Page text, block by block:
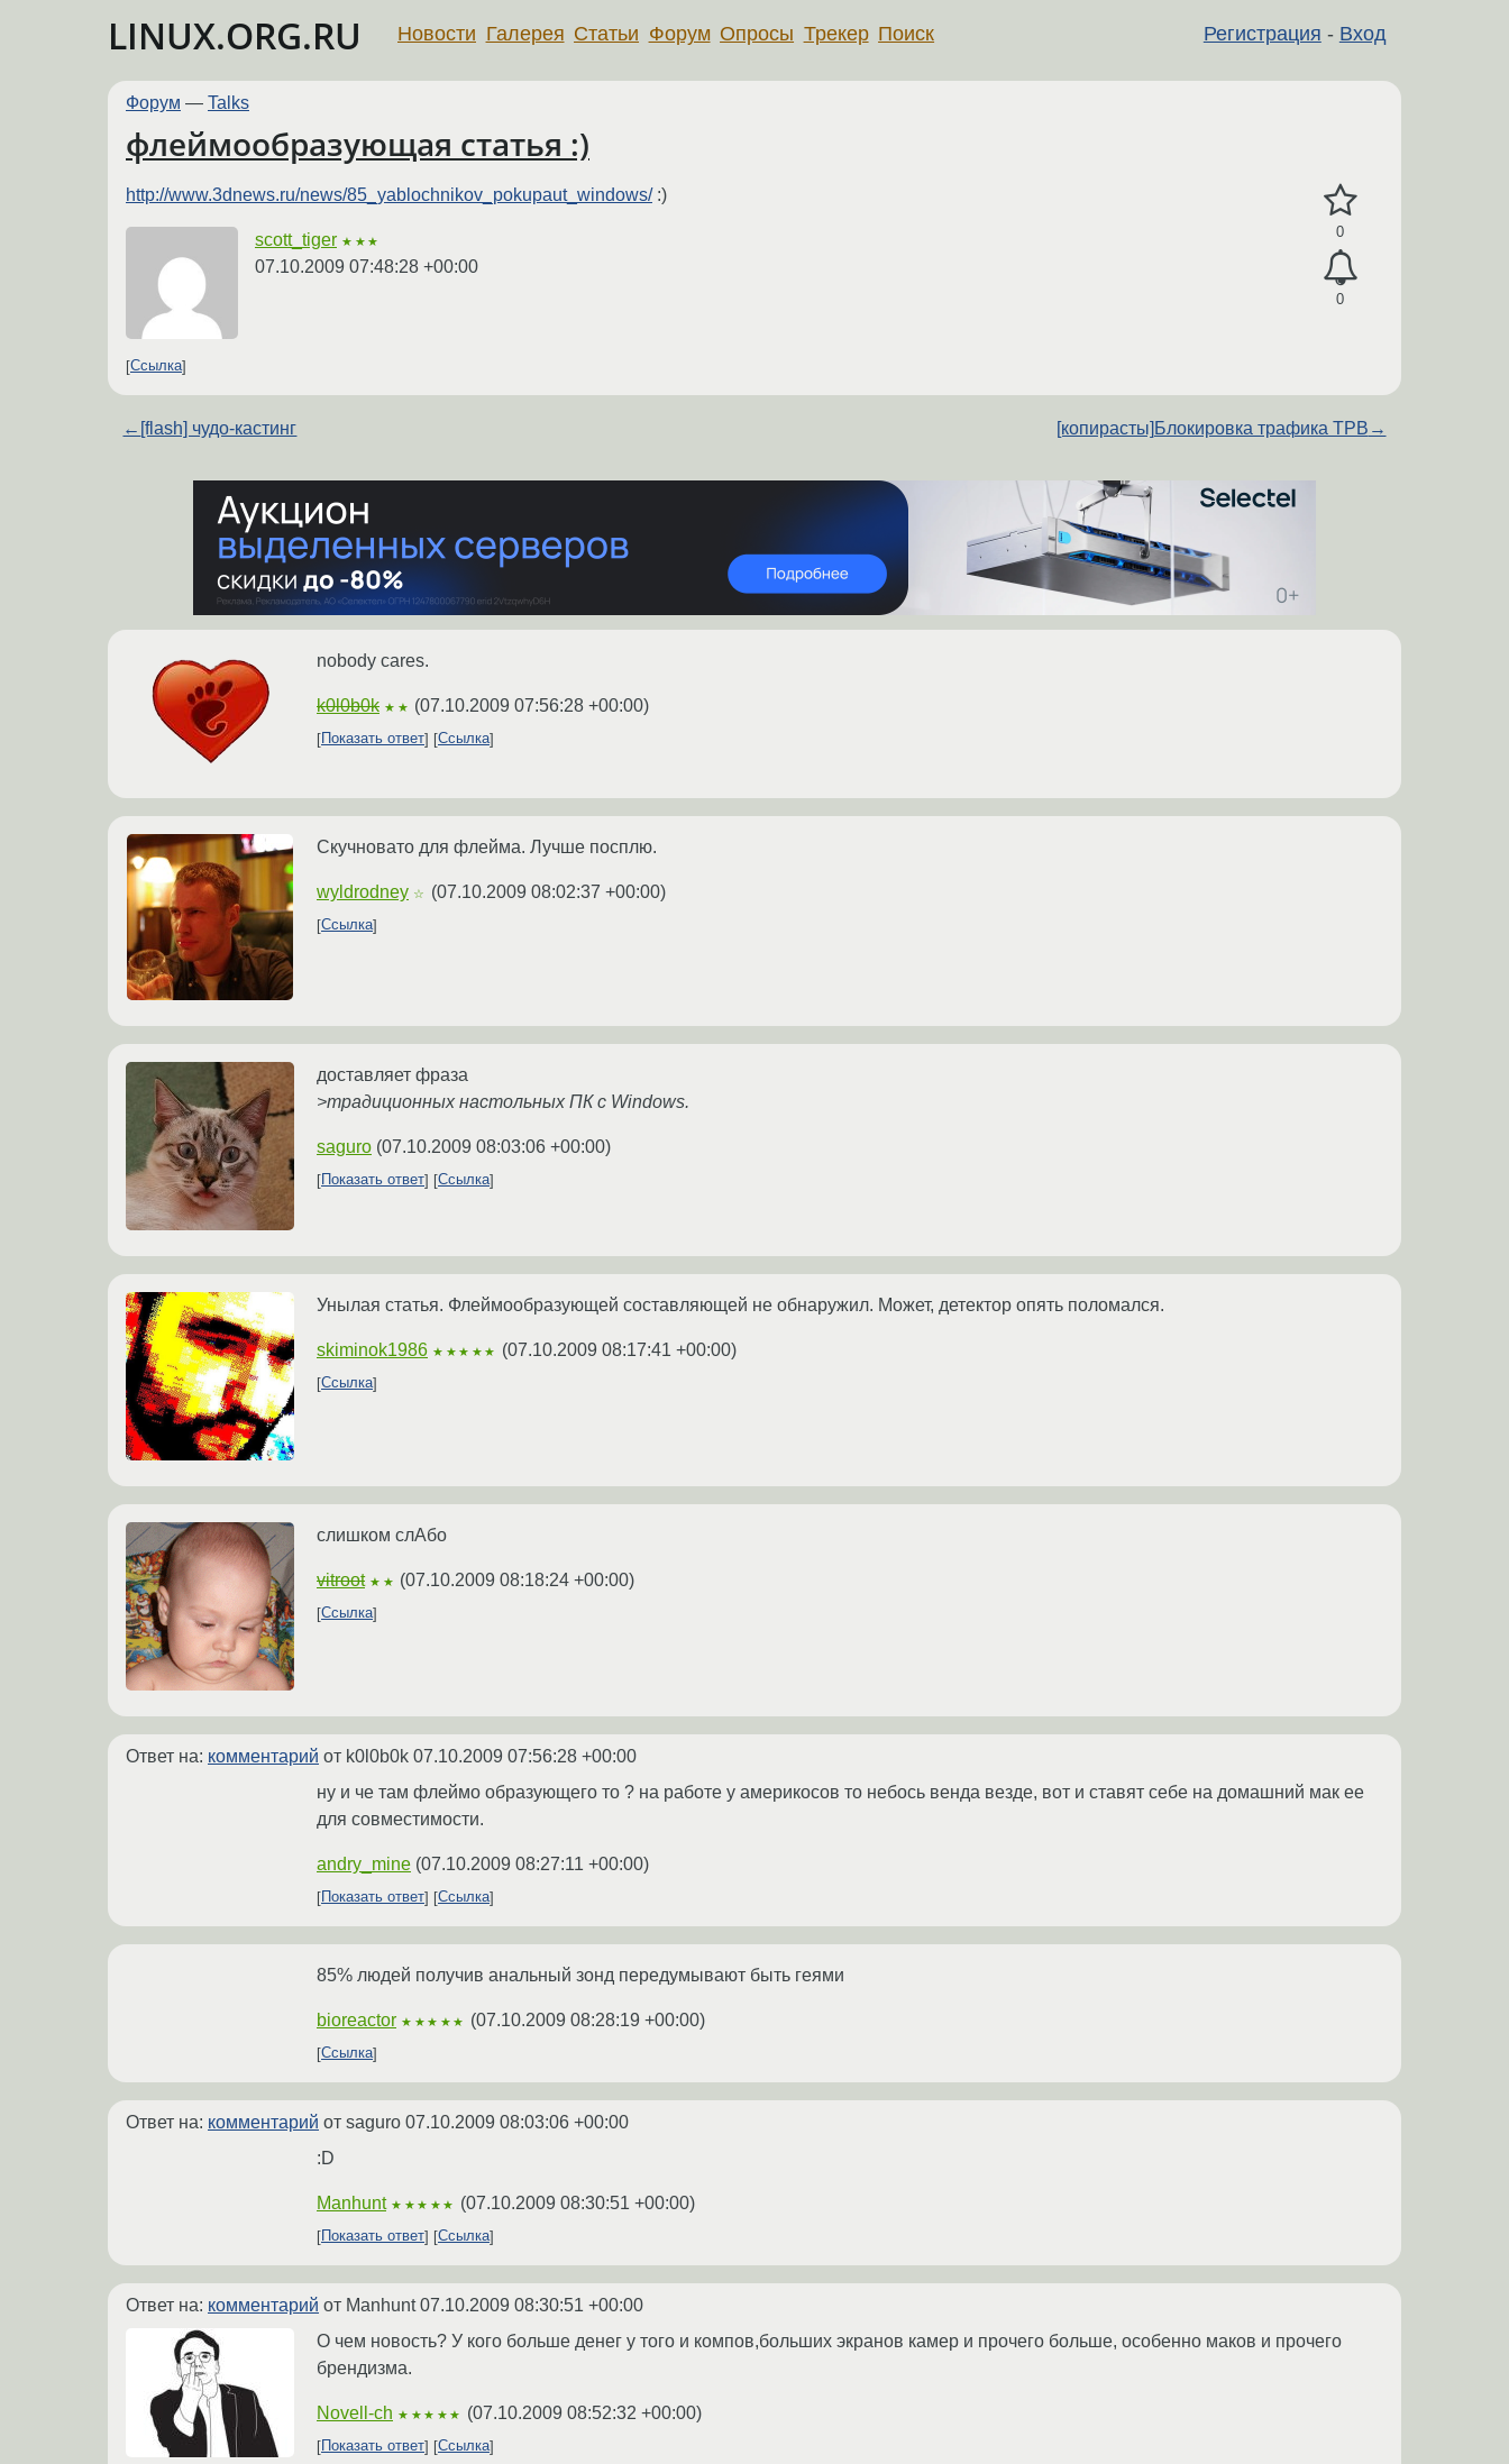
LINUX.ORG.RU Регистрация - Вход
Новости Галерея Статьи Форум Опросы Трекер Поиск
Форум — Talks
флеймообразующая статья :)
0
0
http://www.3dnews.ru/news/85_yablochnikov_pokupaut_windows/:)
scott_tiger ★★★
07.10.2009 07:48:28 +00:00
Ссылка
← [flash] чудо-кастинг [копирасты]Блокировка трафика TPB →
nobody cares.
k0l0b0k ★★ (07.10.2009 07:56:28 +00:00)
Показать ответ Ссылка
Скучновато для флейма. Лучше посплю.
wyldrodney ☆ (07.10.2009 08:02:37 +00:00)
Ссылка
доставляет фраза
>традиционных настольных ПК с Windows.
saguro (07.10.2009 08:03:06 +00:00)
Показать ответ Ссылка
Унылая статья. Флеймообразующей составляющей не обнаружил. Может, детектор опять поломался.
skiminok1986 ★★★★★ (07.10.2009 08:17:41 +00:00)
Ссылка
слишком слАбо
vitroot ★★ (07.10.2009 08:18:24 +00:00)
Ссылка
Ответ на: комментарий от k0l0b0k 07.10.2009 07:56:28 +00:00
ну и че там флеймо образующего то ? на работе у америкосов то небось венда везде, вот и ставят себе на домашний мак ее
для совместимости.
andry_mine (07.10.2009 08:27:11 +00:00)
Показать ответ Ссылка
85% людей получив анальный зонд передумывают быть геями
bioreactor ★★★★★ (07.10.2009 08:28:19 +00:00)
Ссылка
Ответ на: комментарий от saguro 07.10.2009 08:03:06 +00:00
:D
Manhunt ★★★★★ (07.10.2009 08:30:51 +00:00)
Показать ответ Ссылка
Ответ на: комментарий от Manhunt07.10.2009 08:30:51 +00:00
O чем новость? У кого больше денег у того и компов,больших экранов камер и прочего больше, особенно маков и прочего
брендизма.
Novell-ch ★★★★★ (07.10.2009 08:52:32 +00:00)
Показать ответ Ссылка